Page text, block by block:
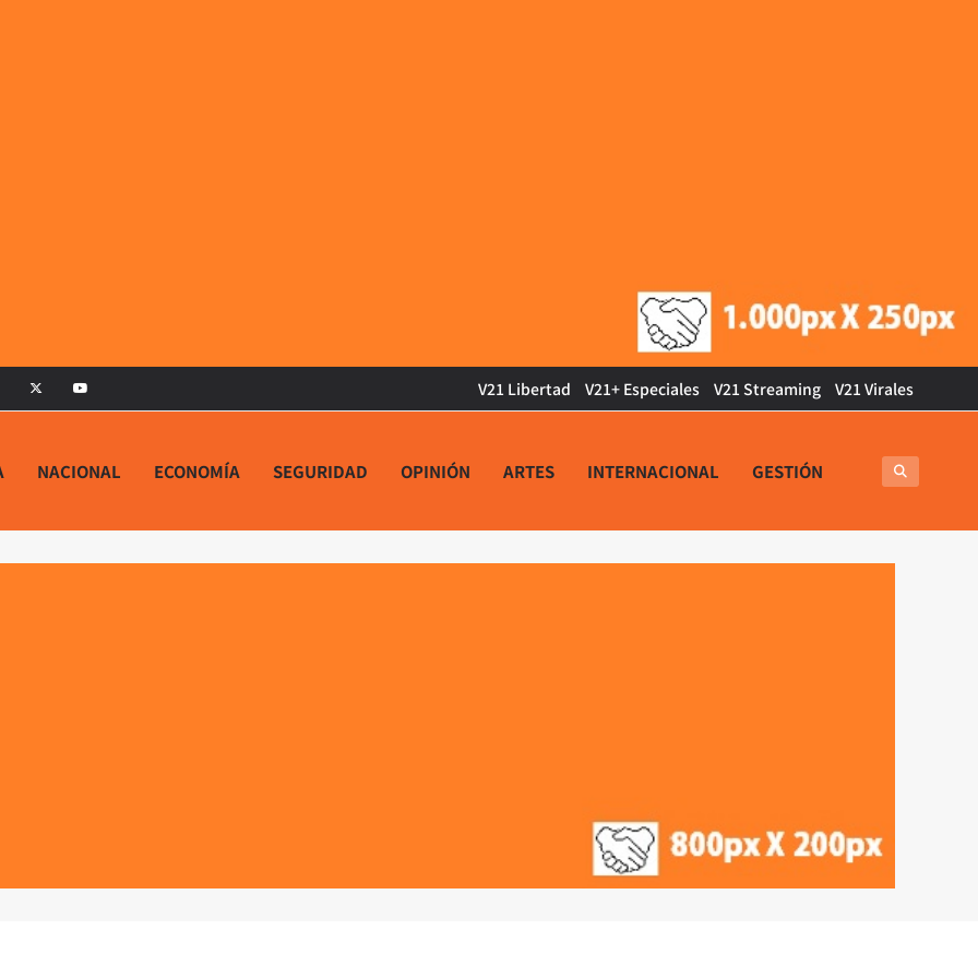
V21 Libertad V21+ Especiales V21 Streaming V21 Virales
NACIONAL ECONOMÍA SEGURIDAD OPINIÓN ARTES INTERNACIONAL GESTIÓN